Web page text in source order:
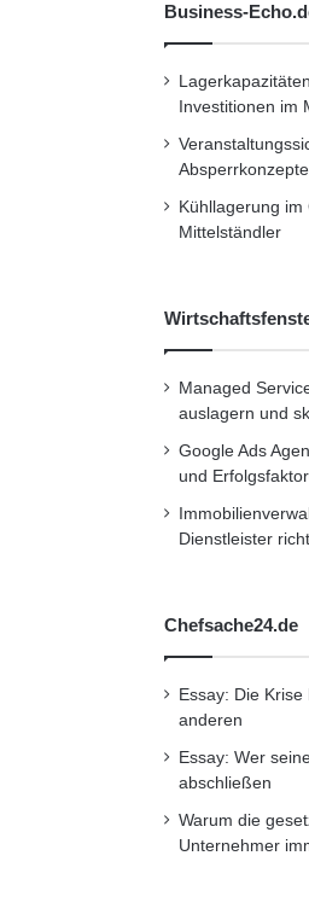
Business-
Investitionen im
Kühllagerung
Mittelständler
Managed
auslagern und
Google Ads
und
Dienstleister
Chefsache24.de
Essay: Die
anderen
Essay: Wer
abschließen
Warum die
Unternehmer